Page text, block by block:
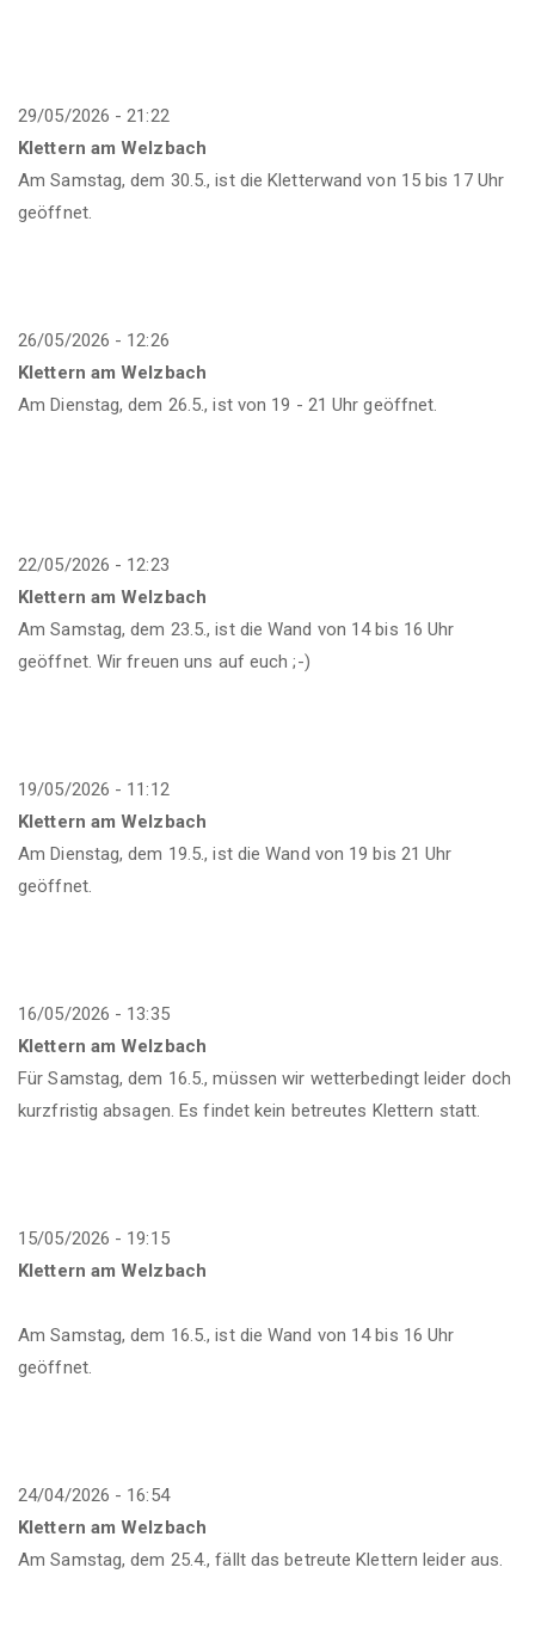
29/05/2026 - 21:22
Klettern am Welzbach
Am Samstag, dem 30.5., ist die Kletterwand von 15 bis 17 Uhr
geöffnet.
26/05/2026 - 12:26
Klettern am Welzbach
Am Dienstag, dem 26.5., ist von 19 - 21 Uhr geöffnet.
22/05/2026 - 12:23
Klettern am Welzbach
Am Samstag, dem 23.5., ist die Wand von 14 bis 16 Uhr
geöffnet. Wir freuen uns auf euch ;-)
19/05/2026 - 11:12
Klettern am Welzbach
Am Dienstag, dem 19.5., ist die Wand von 19 bis 21 Uhr
geöffnet.
16/05/2026 - 13:35
Klettern am Welzbach
Für Samstag, dem 16.5., müssen wir wetterbedingt leider doch
kurzfristig absagen. Es findet kein betreutes Klettern statt.
15/05/2026 - 19:15
Klettern am Welzbach
Am Samstag, dem 16.5., ist die Wand von 14 bis 16 Uhr
geöffnet.
24/04/2026 - 16:54
Klettern am Welzbach
Am Samstag, dem 25.4., fällt das betreute Klettern leider aus.